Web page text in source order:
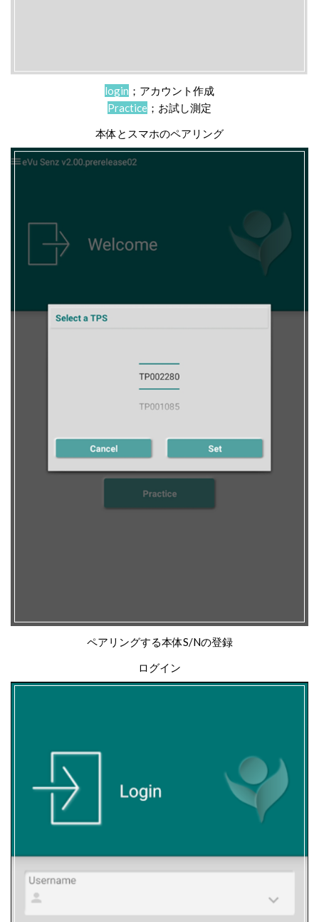
login ；アカウント作成
Practice ；お試し測定
本体とスマホのペアリング
ペアリングする本体S/Nの登録
ログイン